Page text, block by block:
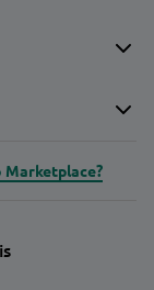
Marketplace?